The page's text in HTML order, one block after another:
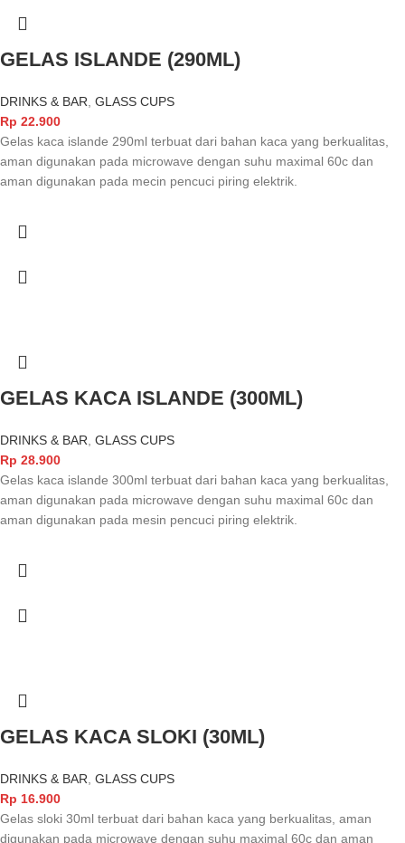
GELAS ISLANDE (290ML)
DRINKS & BAR GLASS CUPS
Rp 22.900
Gelas kaca islande 290ml terbuat dari bahan kaca yang berkualitas,
aman digunakan pada microwave dengan suhu maximal 60c dan
aman digunakan pada mecin pencuci piring elektrik.
GELAS KACA ISLANDE (300ML)
DRINKS & BAR GLASS CUPS
Rp 28.900
Gelas kaca islande 300ml terbuat dari bahan kaca yang berkualitas,
aman digunakan pada microwave dengan suhu maximal 60c dan
aman digunakan pada mesin pencuci piring elektrik.
GELAS KACA SLOKI (30ML)
DRINKS & BAR GLASS CUPS
Rp 16.900
Gelas sloki 30ml terbuat dari bahan kaca yang berkualitas, aman
digunakan pada microwave dengan suhu maximal 60c dan aman